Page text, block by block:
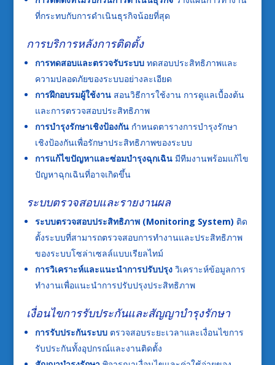
ที่กระทบกับการดำเนินธุรกิจน้อยที่สุด
การบริการหลังการติดตั้ง
การทดสอบและตรวจรับระบบทดสอบประสิทธิภาพและ
ความปลอดภัยของระบบอย่างละเอียด
การฝึกอบรมผู้ใช้งานสอนวิธีการใช้งาน การดูแลเบื้องต้น
และการตรวจสอบประสิทธิภาพ
การบำรุงรักษาเชิงป้องกันกำหนดตารางการบำรุงรักษา
เชิงป้องกันเพื่อรักษาประสิทธิภาพของระบบ
การแก้ไขปัญหาและซ่อมบำรุงฉุกเฉิน มีทีมงานพร้อมแก้ไข
ปัญหาฉุกเฉินที่อาจเกิดขึ้น
ระบบตรวจสอบและรายงานผล
ระบบตรวจสอบประสิทธิภาพ (Monitoring System) ติด
ตั้งระบบที่สามารถตรวจสอบการทำงานและประสิทธิภาพ
ของระบบโซล่าเซลล์แบบเรียลไทม์
การวิเคราะห์และแนะนำการปรับปรุงวิเคราะห์ข้อมูลการ
ทำงานเพื่อแนะนำการปรับปรุงประสิทธิภาพ
เงื่อนไขการรับประกันและสัญญาบำรุงรักษา
การรับประกันระบบตรวจสอบระยะเวลาและเงื่อนไขการ
รับประกันทั้งอุปกรณ์และงานติดตั้ง